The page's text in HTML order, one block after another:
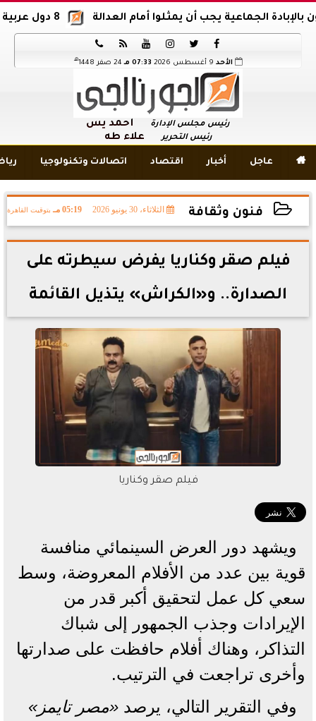
8 دول عربية وإسلامية تدين اقتحام المسجد الأقصى يجب أن يمثلوا أمام العدالة






الأحد 07:33 مـ 24 صفر 1448 هـ
رئيس مجلس الإدارة أحمد يس
رئيس التحرير علاء طه
 عاجل أخبار اقتصاد اتصالات وتكنولوجيا
فنون وثقافة الثلاثاء، 30 يونيو 2026 05:19 مـ بتوقيت القاهرة
2026-06-30 17:19:39
فيلم صقر وكناريا يفرض سيطرته على
الصدارة.. و«الكراش» يتذيل القائمة
فيلم صقر وكناريا
ويشهد دور العرض السينمائي منافسة
قوية بين عدد من الأفلام المعروضة، وسط
سعي كل عمل لتحقيق أكبر قدر من
الإيرادات وجذب الجمهور إلى شباك
التذاكر، وهناك أفلام حافظت على صدارتها
وأخرى تراجعت في الترتيب.
وفي التقرير التالي، يرصد «مصر تايمز»